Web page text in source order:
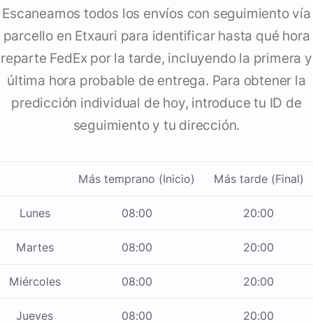
Escaneamos todos los envíos con seguimiento vía
parcello en Etxauri para identificar hasta qué hora
reparte FedEx por la tarde, incluyendo la primera y
última hora probable de entrega. Para obtener la
predicción individual de hoy, introduce tu ID de
seguimiento y tu dirección.
Más temprano (Inicio) Más tarde (Final)
Lunes 08:00 20:00
Martes 08:00 20:00
Miércoles 08:00 20:00
Jueves 08:00 20:00